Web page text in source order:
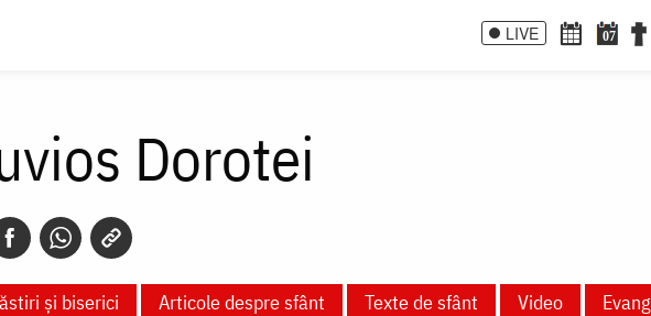
LIVE 07
Dorotei
și biserici Articole despre sfânt Texte de sfânt Video